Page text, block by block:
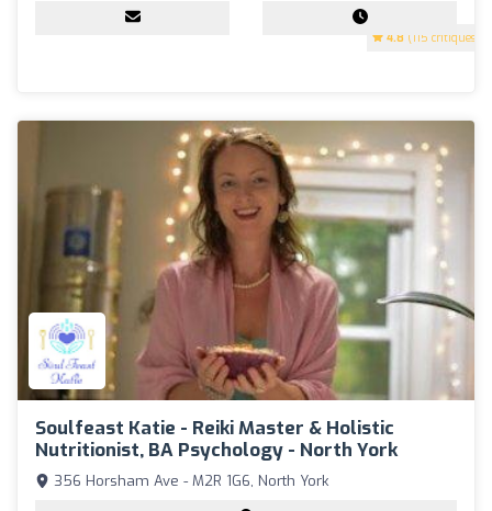
4.8 (115 critiques)
Soulfeast Katie - Reiki Master & Holistic
Nutritionist, BA Psychology - North York
356 Horsham Ave - M2R 1G6, North York